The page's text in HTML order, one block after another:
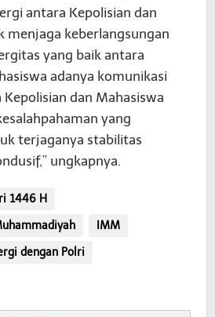
antara Kepolisian dan
menjaga keberlangsungan
yang baik antara
adanya komunikasi
dan Mahasiswa
yang
terjaganya stabilitas
ungkapnya.
1446 H
IMM
dengan Polri